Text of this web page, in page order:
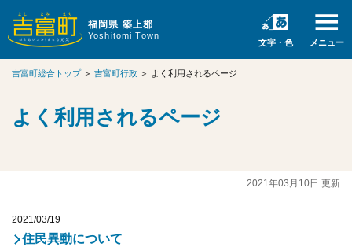
福岡県 築上郡
Yoshitomi Town
文字・色 メニュー
吉富町総合トップ＞ 吉富町行政 ＞ よく利用されるページ
よく利用されるページ
2021年03月10日 更新
住民異動について
2021/03/19